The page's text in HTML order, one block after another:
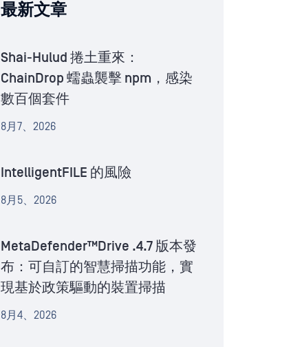
最新文章
Shai-Hulud 捲土重來：
ChainDrop 蠕蟲襲擊 npm，感染
數百個套件
8月7、2026
IntelligentFILE 的風險
8月5、2026
MetaDefender™Drive .4.7 版本發
布：可自訂的智慧掃描功能，實
現基於政策驅動的裝置掃描
8月4、2026